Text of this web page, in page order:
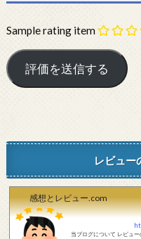
Sample rating item
レビュー
感想とレビュー.com
当ブログについて レビューのご依頼は、こちらのフォームからお願いいたします。 返信し